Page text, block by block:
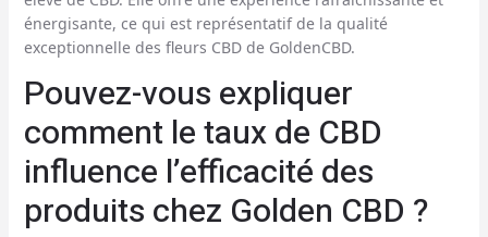
énergisante, ce qui est représentatif de la qualité
exceptionnelle des fleurs CBD de GoldenCBD.
Pouvez-vous expliquer
comment le taux de CBD
influence l’efficacité des
produits chez Golden CBD ?